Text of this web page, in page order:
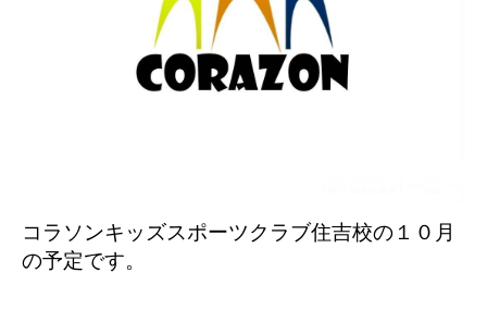
コラソンキッズスポーツクラブ住吉校の１０ 月
の予定です。